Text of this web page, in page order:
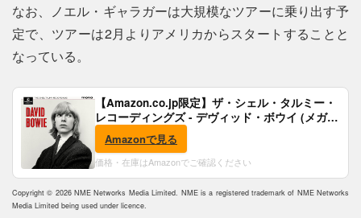
なお、ノエル・ギャラガーは大規模なツアーに乗り出す予
定で、ツアーは2月よりアメリカからスタートすることと
なっている。
【Amazon.co.jp限定】ザ・シェル・タルミー・
レコーディングズ - デヴィッド・ボウイ (メガジ
ャケ付)
Amazonで見る
価格・在庫はAmazonでご確認ください
Copyright © 2026 NME Networks Media Limited. NME is a registered trademark of NME Networks
Media Limited being used under licence.